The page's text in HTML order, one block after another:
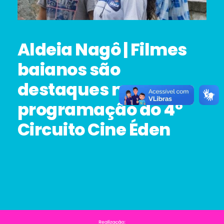
Aldeia Nagô | Filmes
baianos são
destaques na
programação do 4º
Circuito Cine Éden